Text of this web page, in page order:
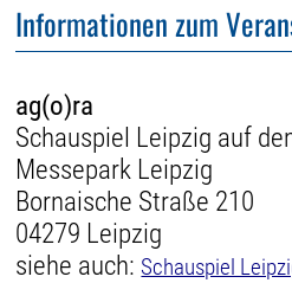
Informationen zum
ag(o)ra
Schauspiel Leipzig auf
Messepark Leipzig
Bornaische Straße 210
04279 Leipzig
siehe auch: Schauspiel